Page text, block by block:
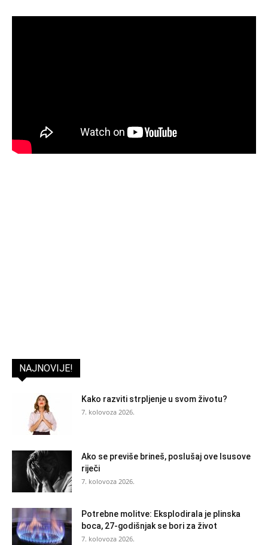
NAJNOVIJE!
Kako razviti strpljenje u svom životu?
7. kolovoza 2026.
Ako se previše brineš, poslušaj ove Isusove
riječi
7. kolovoza 2026.
Potrebne molitve: Eksplodirala je plinska
boca, 27-godišnjak se bori za život
7. kolovoza 2026.